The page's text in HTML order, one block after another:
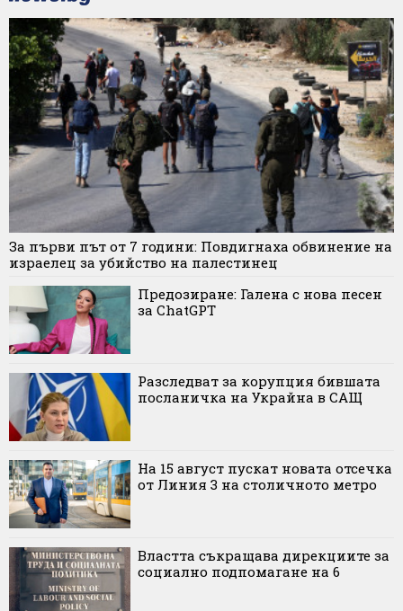
За първи път от 7 години: Повдигнаха обвинение на
израелец за убийство на палестинец
Предозиране: Галена с нова песен
за ChatGPT
Разследват за корупция бившата
посланичка на Украйна в САЩ
На 15 август пускат новата отсечка
от Линия 3 на столичното метро
Властта съкращава дирекциите за
социално подпомагане на 6